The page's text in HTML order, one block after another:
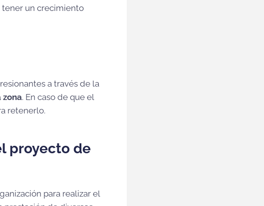
un crecimiento
a través de la
zona. En caso de que el
retenerlo.
proyecto de
para realizar el